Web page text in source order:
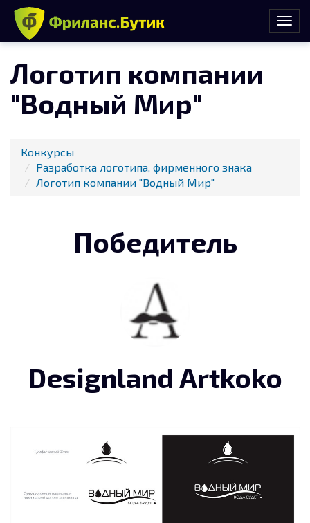
Логотип компании
"Водный Мир"
Конкурсы
Разработка логотипа, фирменного знака
Логотип компании "Водный Мир"
Победитель
Designland Artkoko